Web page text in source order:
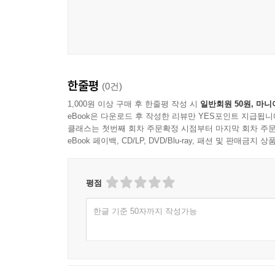
한줄평 (0건)
1,000원 이상 구매 후 한줄평 작성 시 일반회원 50원, 마니
eBook은 다운로드 후 작성한 리뷰만 YES포인트 지급됩니
클래스는 첫번째 회차 주문확정 시점부터 마지막 회차 주
eBook 페이백, CD/LP, DVD/Blu-ray, 패션 및 판매금지 상
평점
한글 기준 50자까지 작성가능